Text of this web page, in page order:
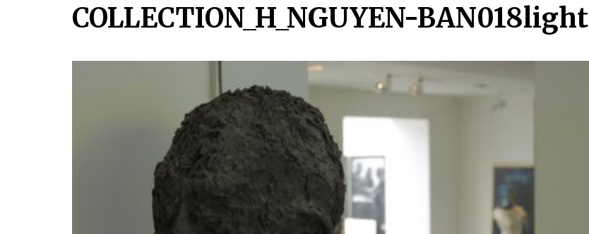
COLLECTION_H_NGUYEN-BAN018light